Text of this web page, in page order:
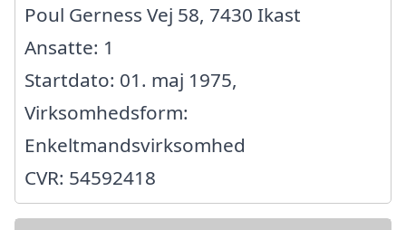
Poul Gerness Vej 58, 7430 Ikast
Ansatte: 1
Startdato: 01. maj 1975,
Virksomhedsform:
Enkeltmandsvirksomhed
CVR: 54592418